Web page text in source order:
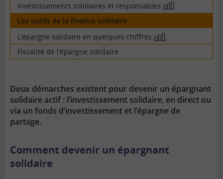
Investissements solidaires et responsables En
Les outils de la finance solidaire
L’épargne solidaire en quelques chiffres En
Fiscalité de l’épargne solidaire
Deux démarches existent pour devenir un épargnant
solidaire actif : l’investissement solidaire, en direct ou
via un fonds d’investissement et l’épargne de
partage.
Comment devenir un épargnant
solidaire